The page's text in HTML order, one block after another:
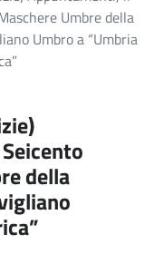
Umbre della
Umbro a “Umbria
della